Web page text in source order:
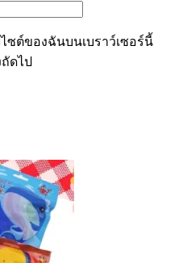
ซต์ของฉันบนเบราว์เซอร์นี้
ดไป